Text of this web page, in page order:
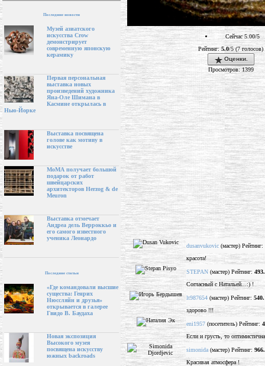
Последние новости
Музей азиатского
искусства Crow
демонстрирует
современную японскую
керамику
Первая персональная
выставка новых
произведений художника
Яна-Оле Шимана в
Касмине открылась в
Нью-Йорке
Выставка посвящена
голове как мотиву в
искусстве
МоМА получает большой
подарок от работ
швейцарских
архитекторов Herzog & de
Meuron
Выставка отмечает
Андреа дель Верроккьо и
его самого известного
ученика Леонардо
Последние статьи
«Где командовали высшие
существа: Генрих
Нюссляйн и друзья»
открывается в галерее
Гвидо В. Баудаха
Новая экспозиция
Высокого музея
посвящена искусству
южных backroads
Сейчас 5.00/5
Рейтинг: 5.0/5 (7 голосов)
Оценки.
Просмотров: 1399
dusanvukovic (мастер) Рейтинг:
красота!
STEPAN (мастер) Рейтинг:
Согласный с Натальей...:) !
lt987654 (мастер) Рейтинг:
здорово !!!
eni1957 (посетитель) Рейтинг:
Если и грусть, то
simonida (мастер) Рейтинг:
Красивая атмосфера !